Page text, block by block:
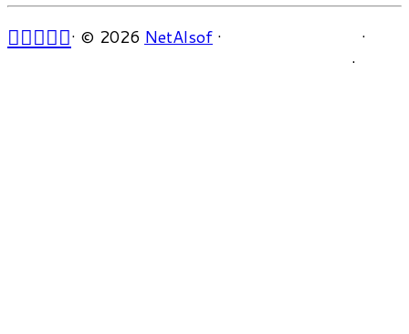
· © 2026 NetAlsof ·
·
·